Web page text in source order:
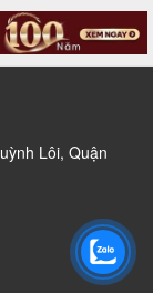
Lôi, Quận